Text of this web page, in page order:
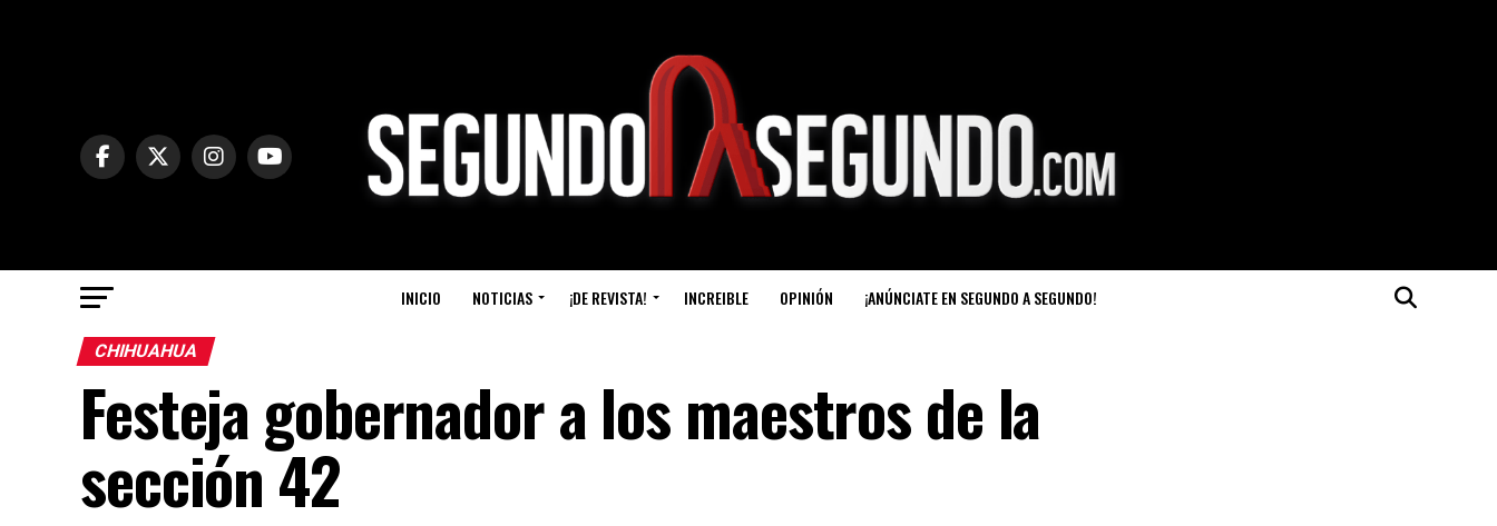
INICIO NOTICIAS ¡DE REVISTA! INCREIBLE OPINIÓN ¡ANÚNCIATE EN SEGUNDO A SEGUNDO!
CHIHUAHUA
Festeja gobernador a los maestros de la
sección 42